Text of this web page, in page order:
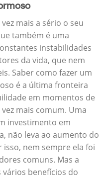
mais a sério o seu
também é uma
instabilidades
da vida, que nem
Saber como fazer um
é a última fronteira
em momentos de
mais comum. Uma
investimento em
não leva ao aumento do
nem sempre ela foi
comuns. Mas a
benefícios do